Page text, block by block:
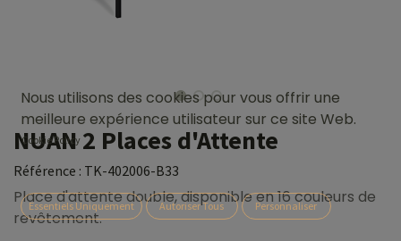
NUAN 2 Places d'Attente
Référence : TK-402006-B33
Place d'attente double, disponible en 16 couleurs de
revêtement.
Nous utilisons des cookies pour vous offrir une
meilleure expérience utilisateur sur ce site Web.
Cookie Policy
Essentiels Uniquement Autoriser Tous Personnaliser